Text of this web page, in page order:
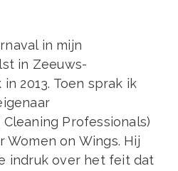
in mijn
in Zeeuws-
2013. Toen sprak ik
Professionals)
on Wings. Hij
indruk over het feit dat